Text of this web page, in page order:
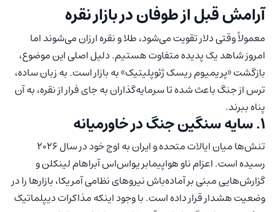
آرامش قبل از طوفان در بازار نقره
معمولاً وقتی دلار تقویت می‌شود، طلا و نقره ارزان می‌شوند اما
امروز شاهد یک پدیده متفاوت هستیم. دلیل اصلی این موضوع،
بازگشت «پریمیوم ریسک ژئوپلیتیک» به بازار است. به زبان ساده،
ترس از جنگ باعث شده تا سرمایه‌گذاران به جای فرار از نقره، به آن
پناه ببرند.
۱. سایه سنگین جنگ در خاورمیانه
تنش‌ها میان ایالات متحده و ایران به اوج خود در سال ۲۰۲۶
رسیده است. اعزام ناو هواپیمابر یواس‌اس آبراهام لینکلن و
گزارش‌هایی مبنی بر آماده‌باش نیروهای نظامی آمریکا، بازارها را در
وضعیت هشدار قرار داده است. با وجود اینکه مذاکرات دیپلماتیک